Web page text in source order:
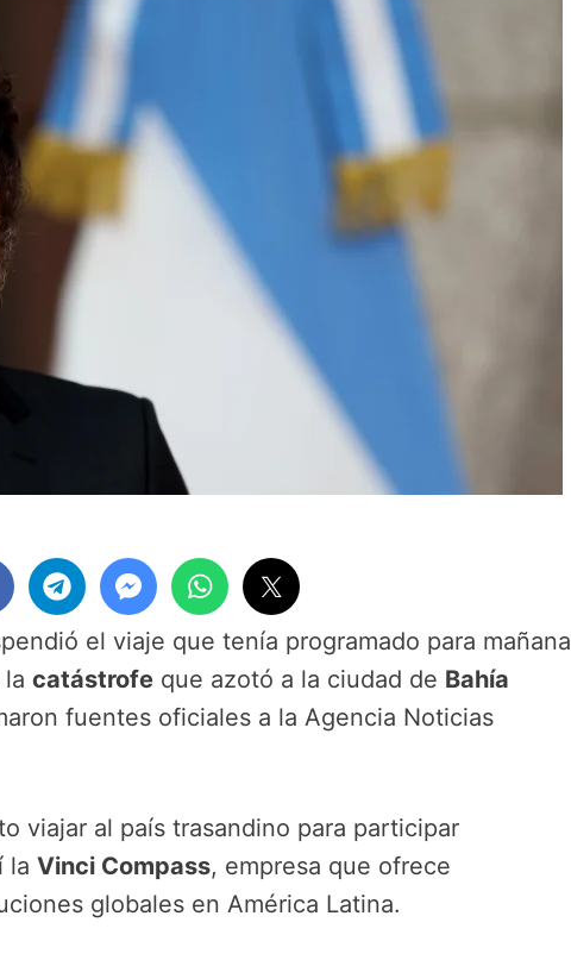
el viaje que tenía programado para mañana
catástrofe que azotó a la ciudad de Bahía
fuentes oficiales a la Agencia Noticias
viajar al país trasandino para participar
la Vinci Compass, empresa que ofrece
globales en América Latina.